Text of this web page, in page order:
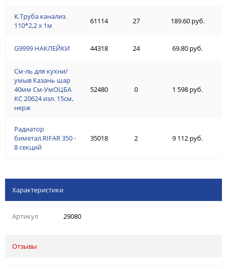
К.Труба канализ.
110*2,2 х 1м
G9999 НАКЛЕЙКИ
См-ль для кухни/
умыв Казань шар
40мм См-УмОЦБА
КС 20624 изл. 15см,
нерж
Радиатор
биметал.RIFAR 350 -
8 секций
61114 27 189.60 руб.
44318 24 69.80 руб.
52480 0 1 598 руб.
35018 2 9 112 руб.
Характеристики
Артикул 29080
Отзывы